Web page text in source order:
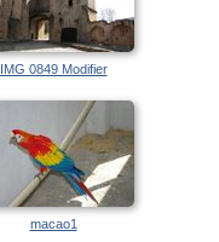
IMG 0849 Modifier
macao1